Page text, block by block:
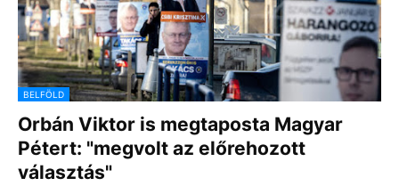
BELFÖLD
Orbán Viktor is megtaposta Magyar
Pétert: "megvolt az előrehozott
választás"